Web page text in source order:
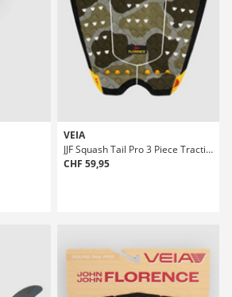
VEIA
JJF Squash Tail Pro 3 Piece Traction Rembourrage
CHF 59,95